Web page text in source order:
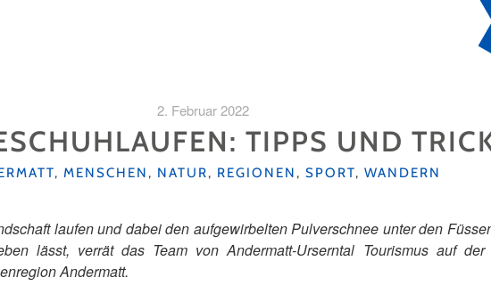
2. Februar 2022
TIPPS UND
, MENSCHEN, NATUR, REGIONEN, SPORT, WANDERN
laufen und dabei den aufgewirbelten Pulverschnee unter den
lässt, verrät das Team von Andermatt-Urserntal Tourismus auf der
Andermatt.